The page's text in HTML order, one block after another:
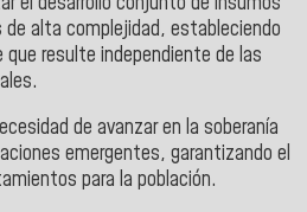
alta complejidad, estableciendo
resulte independiente de las
de avanzar en la soberanía
emergentes, garantizando el
para la población.